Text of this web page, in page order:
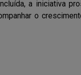
a iniciativa
o